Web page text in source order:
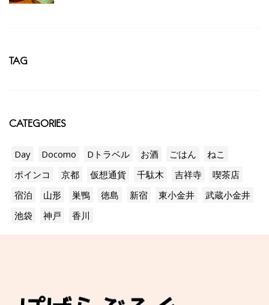
TAG
CATEGORIES
Day Docomo Dトラベル お酒 ごはん
ねこ
ポインコ
京都 仮想通貨 千駄木 吉祥寺
喫茶店
宿泊
山形 巣鴨 徳島 新宿 東小金井
武蔵小金井
池袋
神戸 香川